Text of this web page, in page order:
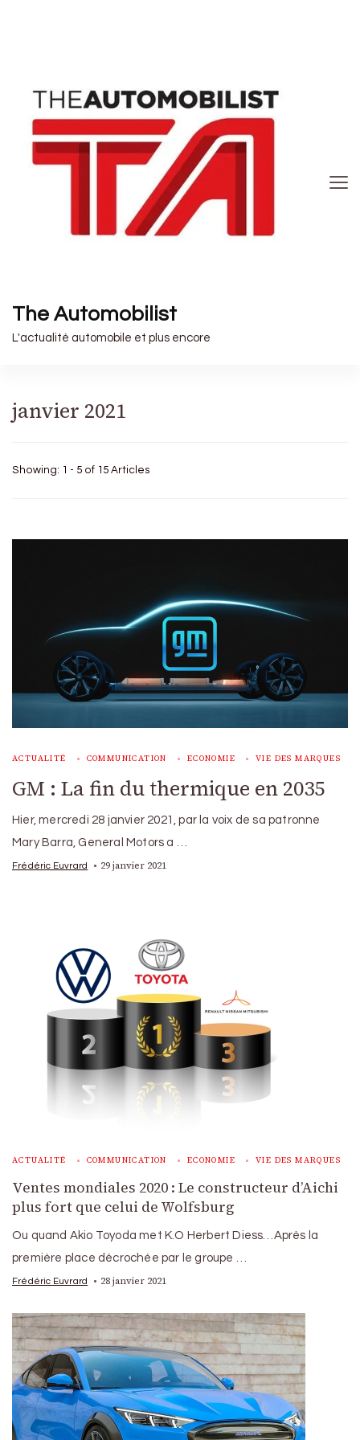
The Automobilist
L'actualité automobile et plus encore
janvier 2021
Showing: 1 - 5 of 15 Articles
ACTUALITÉ COMMUNICATION ECONOMIE VIE DES MARQUES
GM : La fin du thermique en 2035
Hier, mercredi 28 janvier 2021, par la voix de sa patronne
Mary Barra, General Motors a …
Frédéric Euvrard 29 janvier 2021
ACTUALITÉ COMMUNICATION ECONOMIE VIE DES MARQUES
Ventes mondiales 2020 : Le constructeur d’Aichi
plus fort que celui de Wolfsburg
Ou quand Akio Toyoda met K.O Herbert Diess…Après la
première place décrochée par le groupe …
Frédéric Euvrard 28 janvier 2021